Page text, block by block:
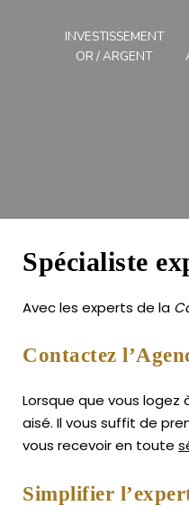
INVESTISSEMENT
OR / ARGENT
Spécialiste
Avec les experts de la
Contactez
Lorsque que vous logez
aisé. Il vous suffit de
vous recevoir en toute
Simplifier